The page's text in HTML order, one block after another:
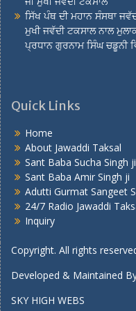
ਸਿੱਖ ਪੰਥ ਦੀ ਮਹਾਨ ਸੰਸਥਾ
ਮੁਖੀ ਜਵੱਦੀ ਟਕਸਾਲ ਨਾਲ
ਪ੍ਰਧਾਨ ਗੁਰਨਾਮ ਸਿੰਘ ਚਡੂਨੀ
Quick Links
Home
About Jawaddi Taksal
Sant Baba Sucha Singh ji
Sant Baba Amir Singh ji
Adutti Gurmat Sangeet
24/7 Radio Jawaddi
Inquiry
Copyright. All rights
Developed & Maintained
SKY HIGH WEBS